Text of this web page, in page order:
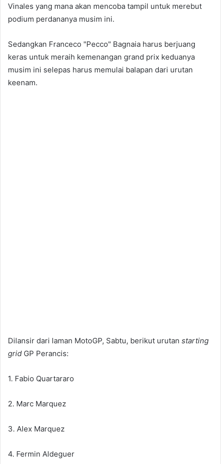
Vinales yang mana akan mencoba tampil untuk merebut
podium perdananya musim ini.
Sedangkan Franceco "Pecco" Bagnaia harus berjuang
keras untuk meraih kemenangan grand prix keduanya
musim ini selepas harus memulai balapan dari urutan
keenam.
Dilansir dari laman MotoGP, Sabtu, berikut urutan starting
grid GP Perancis:
1. Fabio Quartararo
2. Marc Marquez
3. Alex Marquez
​​​​​​​4. Fermin Aldeguer